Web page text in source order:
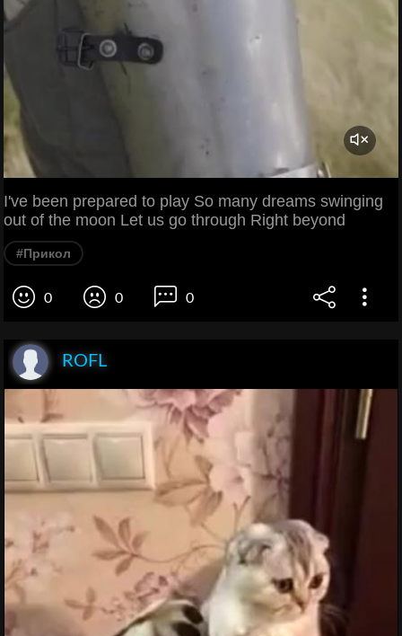
I've been prepared to play So many dreams swinging
out of the moon Let us go through Right beyond
#Прикол
0 0 0
ROFL